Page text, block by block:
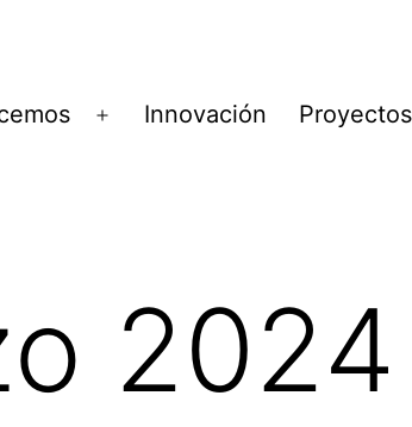
Abrir
Innovación Proyectos
2024